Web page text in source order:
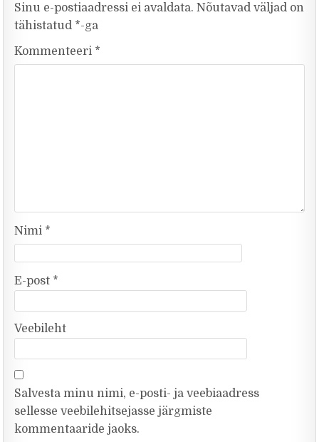
Sinu e-postiaadressi ei avaldata. Nõutavad väljad on
tähistatud *-ga
Kommenteeri *
Nimi *
E-post *
Veebileht
Salvesta minu nimi, e-posti- ja veebiaadress
sellesse veebilehitsejasse järgmiste
kommentaaride jaoks.